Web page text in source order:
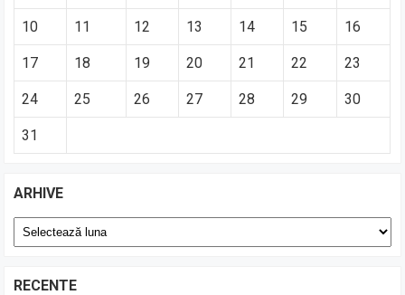
10 11 12 13 14 15 16
17 18 19 20 21 22 23
24 25 26 27 28 29 30
31
ARHIVE
Arhive
RECENTE